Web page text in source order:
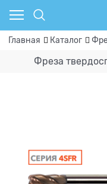
Главная Каталог
Фреза